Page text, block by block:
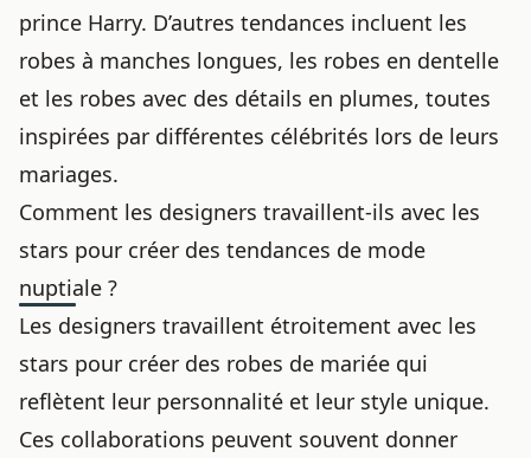
prince Harry. D’autres tendances incluent les
robes à manches longues, les robes en dentelle
et les robes avec des détails en plumes, toutes
inspirées par différentes célébrités lors de leurs
mariages.
Comment les designers travaillent-ils avec les
stars pour créer des tendances de mode
nuptiale ?
Les designers travaillent étroitement avec les
stars pour créer des robes de mariée qui
reflètent leur personnalité et leur style unique.
Ces collaborations peuvent souvent donner